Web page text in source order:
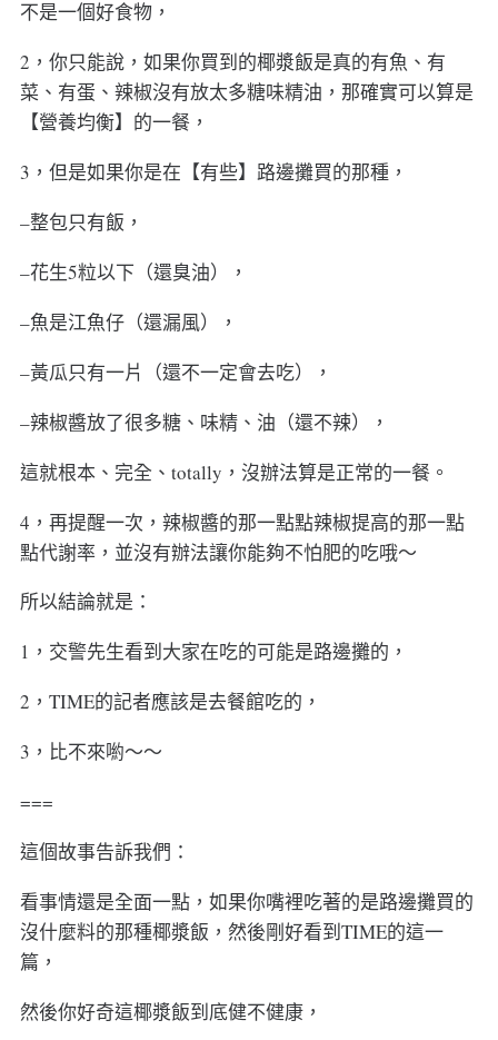
不是一個好食物，
2，你只能說，如果你買到的椰漿飯是真的有魚、有
菜、有蛋、辣椒沒有放太多糖味精油，那確實可以算是
【營養均衡】的一餐，
3，但是如果你是在【有些】路邊攤買的那種，
–整包只有飯，
–花生5粒以下（還臭油），
–魚是江魚仔（還漏風），
–黃瓜只有一片（還不一定會去吃），
–辣椒醬放了很多糖、味精、油（還不辣），
這就根本、完全、totally，沒辦法算是正常的一餐。
4，再提醒一次，辣椒醬的那一點點辣椒提高的那一點
點代謝率，並沒有辦法讓你能夠不怕肥的吃哦～
所以結論就是：
1，交警先生看到大家在吃的可能是路邊攤的，
2，TIME的記者應該是去餐館吃的，
3，比不來喲～～
===
這個故事告訴我們：
看事情還是全面一點，如果你嘴裡吃著的是路邊攤買的
沒什麼料的那種椰漿飯，然後剛好看到TIME的這一
篇，
然後你好奇這椰漿飯到底健不健康，